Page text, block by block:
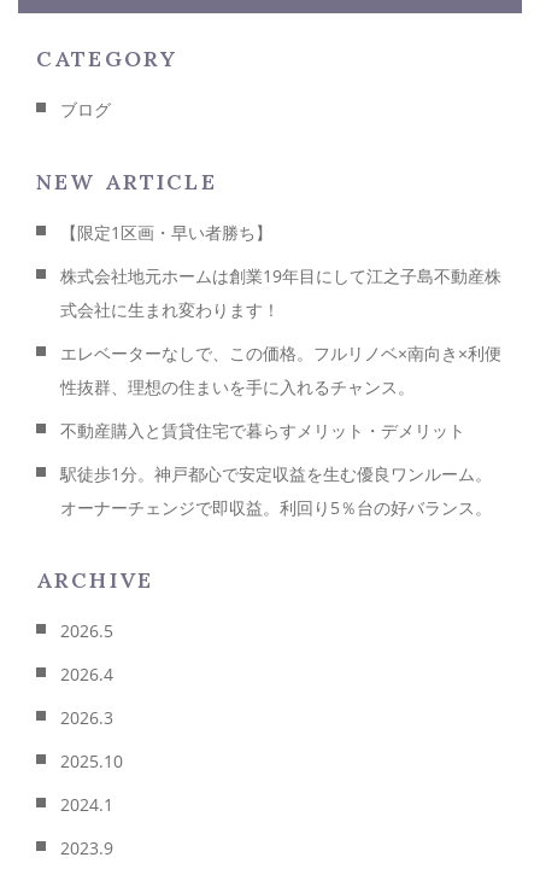
メールでのお問い合わせ
CATEGORY
ブログ
NEW ARTICLE
【限定1区画・早い者勝ち】
株式会社地元ホームは創業19年目にして江之子島不動産株
式会社に生まれ変わります！
エレベーターなしで、この価格。フルリノベ×南向き×利便
性抜群、理想の住まいを手に入れるチャンス。
不動産購入と賃貸住宅で暮らすメリット・デメリット
駅徒歩1分。神戸都心で安定収益を生む優良ワンルーム。
オーナーチェンジで即収益。利回り5％台の好バランス。
ARCHIVE
2026.5
2026.4
2026.3
2025.10
2024.1
2023.9